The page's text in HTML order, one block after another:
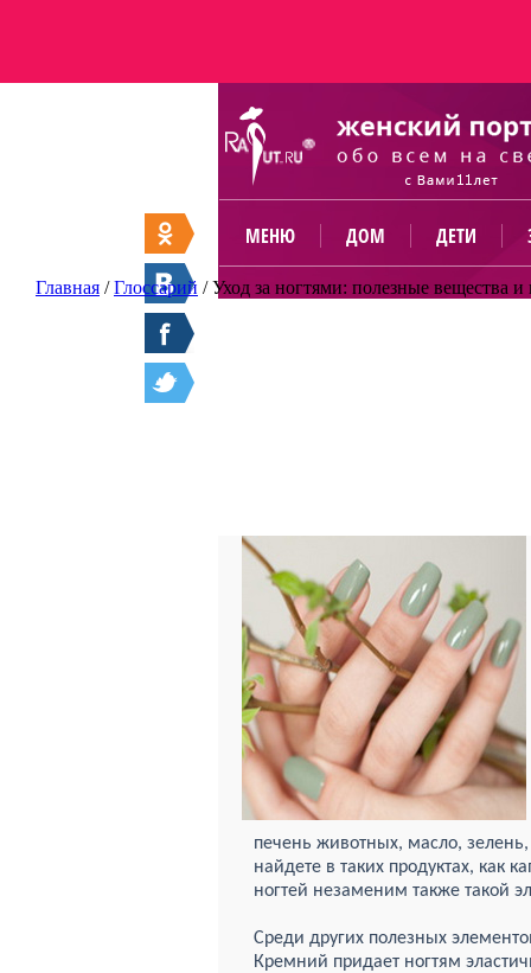
МЕНЮ ДОМ ДЕТИ
Главная /Глоссарий /Уход за ногтями: полезные вещества
печень животных, масло,
найдете в таких продуктах, как
ногтей незаменим также такой
Среди других полезных
Кремний придает ногтям